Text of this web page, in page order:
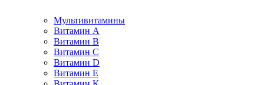
Мультивитамины
Витамин A
Витамин B
Витамин C
Витамин D
Витамин E